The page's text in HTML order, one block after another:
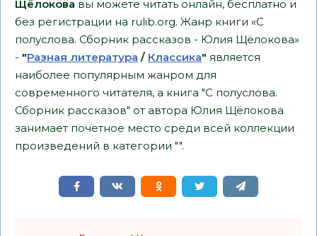
Щёлокова вы можете читать онлайн, бесплатно и
без регистрации на rulib.org. Жанр книги «С
полуслова. Сборник рассказов - Юлия Щёлокова»
- "Разная литература / Классика" является
наиболее популярным жанром для
современного читателя, а книга "С полуслова.
Сборник рассказов" от автора Юлия Щёлокова
занимает почетное место среди всей коллекции
произведений в категории "".